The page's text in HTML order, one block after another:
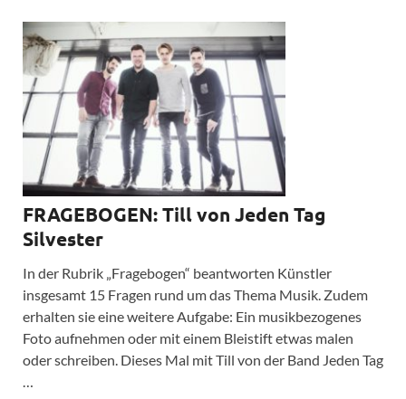
FRAGEBOGEN: Till von Jeden Tag
Silvester
In der Rubrik „Fragebogen“ beantworten Künstler
insgesamt 15 Fragen rund um das Thema Musik. Zudem
erhalten sie eine weitere Aufgabe: Ein musikbezogenes
Foto aufnehmen oder mit einem Bleistift etwas malen
oder schreiben. Dieses Mal mit Till von der Band Jeden Tag
…